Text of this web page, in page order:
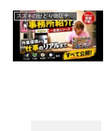
スズキのせどり物販チャンネル